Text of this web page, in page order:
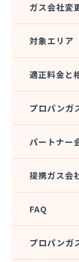
栄燃料合資
奥田米穀店
加藤燃料店
加藤豊昭
河村燃料店
角広ガス
割又商店
株式会社ア
株式会社あ
株式会社エ
株式会社エ
株式会社エ
ガス会社変
対象エリア
適正料金と
プロパンガ
パートナー
提携ガス会
FAQ
プロパンガ